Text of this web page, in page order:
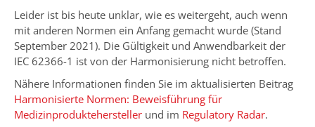
Leider ist bis heute unklar, wie es weitergeht, auch wenn
mit anderen Normen ein Anfang gemacht wurde (Stand
September 2021). Die Gültigkeit und Anwendbarkeit der
IEC 62366-1 ist von der Harmonisierung nicht betroffen.
Nähere Informationen finden Sie im aktualisierten Beitrag
Harmonisierte Normen: Beweisführung für
Medizinproduktehersteller und im Regulatory Radar.